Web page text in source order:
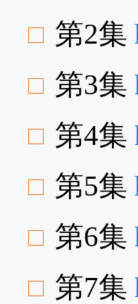
第2集
第3集
第4集
第5集
第6集
第7集